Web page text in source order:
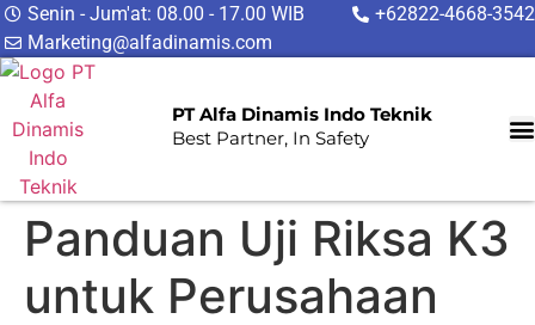
Senin - Jum'at: 08.00 - 17.00 WIB
+62822-4668-3542
Marketing@alfadinamis.com
PT Alfa Dinamis Indo Teknik
Best Partner, In Safety
Panduan Uji Riksa K3
untuk Perusahaan